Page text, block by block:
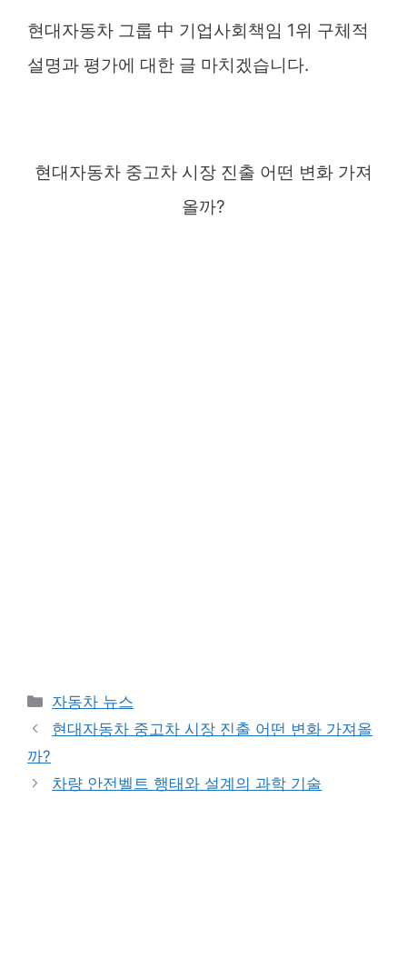
현대자동차 그룹 中 기업사회책임 1위 구체적
설명과 평가에 대한 글 마치겠습니다.
현대자동차 중고차 시장 진출 어떤 변화 가져
올까?
Categories
자동차 뉴스
현대자동차 중고차 시장 진출 어떤 변화 가져올
까?
차량 안전벨트 행태와 설계의 과학 기술